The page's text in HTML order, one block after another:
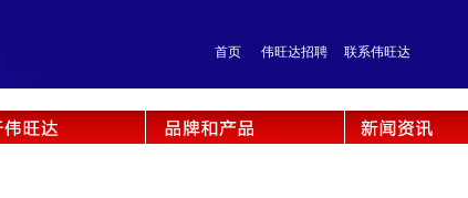
首页 伟旺达招聘 联系伟旺达